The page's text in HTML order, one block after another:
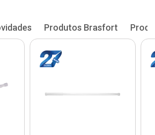
Produtos Brasfort